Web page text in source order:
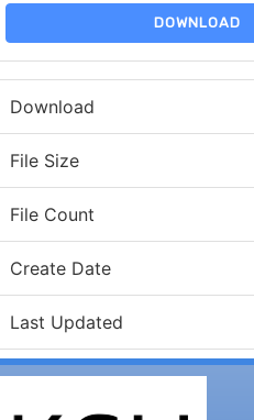
DOWNLOAD
Download
File Size
File Count
Create Date
Last Updated